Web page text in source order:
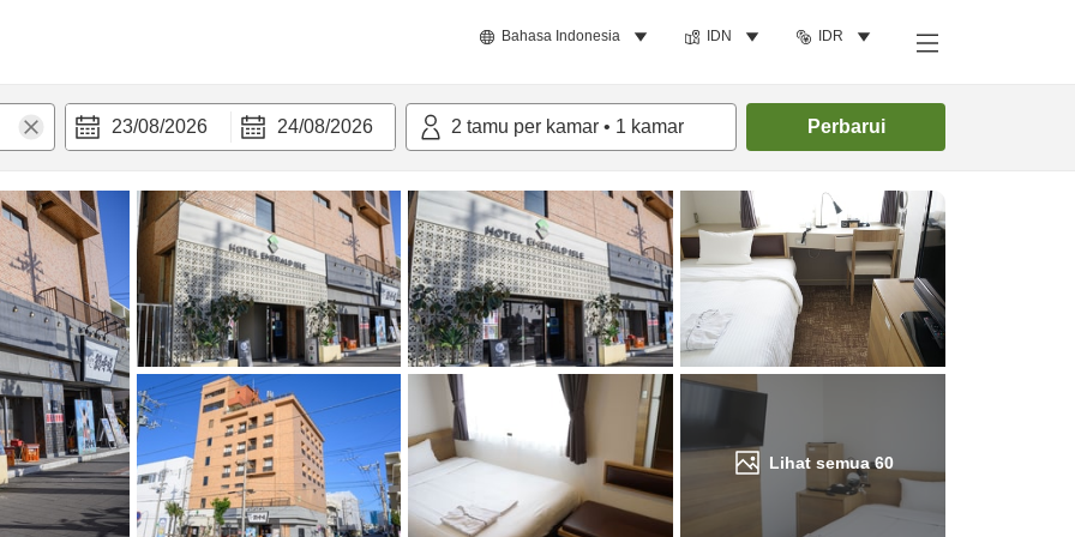
Bahasa Indonesia IDN IDR
23/08/2026 24/08/2026 2 tamu per kamar • 1 kamar Perbarui
Lihat semua60
Cari kamar